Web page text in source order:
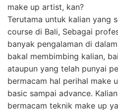
make up artist, kan?
Terutama untuk kalian yang
course di Bali, Sebagai
banyak pengalaman di
bakal membimbing kalian,
ataupun yang telah punyai
bermacam hal perihal make
basic sampai advance.
bermacam teknik make up